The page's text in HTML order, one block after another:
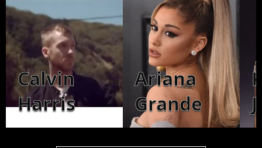
Calvin
Harris
Ariana
Grande